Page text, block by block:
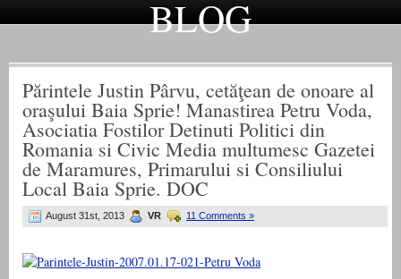
BLOG
Părintele Justin Pârvu, cetăţean de onoare al
oraşului Baia Sprie! Manastirea Petru Voda,
Asociatia Fostilor Detinuti Politici din
Romania si Civic Media multumesc Gazetei
de Maramures, Primarului si Consiliului
Local Baia Sprie. DOC
August 31st, 2013 VR 11 Comments »